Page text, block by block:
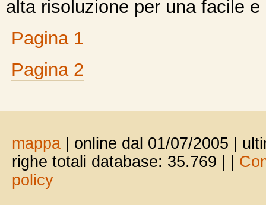
alta risoluzione per una facile
Pagina 1
Pagina 2
mappa | online dal 01/07/2005 |
righe totali database: 35.769 |
policy